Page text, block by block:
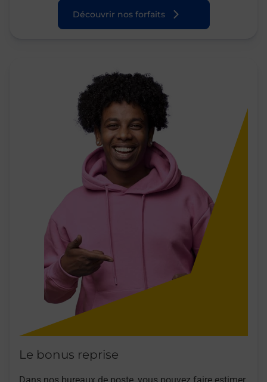
Découvrir nos forfaits
Le bonus reprise